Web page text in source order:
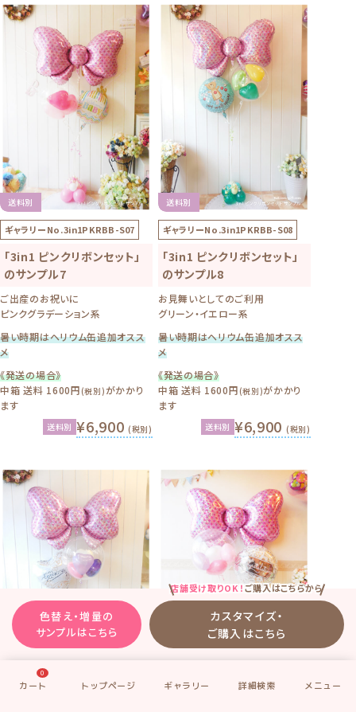
色替え・増量の
サンプルはこちら
店舗受け取りOK！ご購入はこちらから
カスタマイズ・
ご購入はこちら
送料別
ギャラリーNo.3in1PKRBB-S07
「3in1 ピンクリボンセット」
のサンプル7
ご出産のお祝いに
ピンクグラデーション系
暑い時期はヘリウム缶追加オスス
メ
《発送の場合》
中箱 送料 1600円 (税別)がかかり
ます
送料別 ¥6,900(税別)
送料別
ギャラリーNo.3in1PKRBB-S08
「3in1 ピンクリボンセット」
のサンプル8
お見舞いとしてのご利用
グリーン・イエロー系
暑い時期はヘリウム缶追加オスス
メ
《発送の場合》
中箱 送料 1600円 (税別)がかかり
ます
送料別 ¥6,900 (税別)
ギャラリーNo. 3in1PKRBB-S09 ギャラリーNo. 3in1PKRBB-S10
0